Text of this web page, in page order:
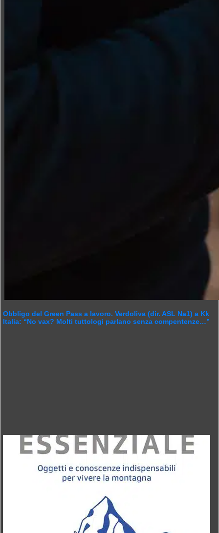
Obbligo del Green Pass a lavoro. Verdoliva (dir. ASL Na1) a Kk
Italia: “No vax? Molti tuttologi parlano senza compentenze…”